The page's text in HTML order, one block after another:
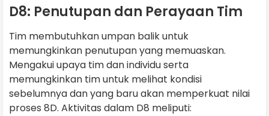
D8: Penutupan dan Perayaan Tim
Tim membutuhkan umpan balik untuk
memungkinkan penutupan yang memuaskan.
Mengakui upaya tim dan individu serta
memungkinkan tim untuk melihat kondisi
sebelumnya dan yang baru akan memperkuat nilai
proses 8D. Aktivitas dalam D8 meliputi: